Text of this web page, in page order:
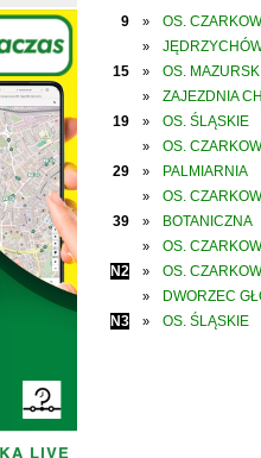
9 » OS.
»
15
» OS.
»
ZAJEZDNIA
19
» OS. ŚLĄSKIE
»
OS.
29
» PALMIARNIA
»
OS.
39
» BOTANICZNA
»
OS.
N2
» OS.
»
DWORZEC
N3
» OS. ŚLĄSKIE